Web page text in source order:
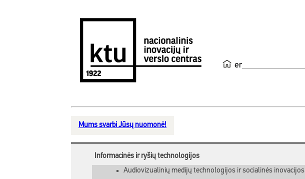
en
Mums svarbi Jūsų nuomonė!
Informacinės ir ryšių technologijos
Audiovizualinių medijų technologijos ir socialinės inovacijos